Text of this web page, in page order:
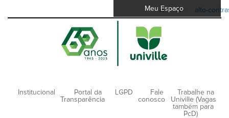
A- A+ alto-
Meu Espaço
Institucional
Portal da
Transparência
LGPD
Fale
conosco
Trabalhe na
Univille (Vagas
também para
PcD)